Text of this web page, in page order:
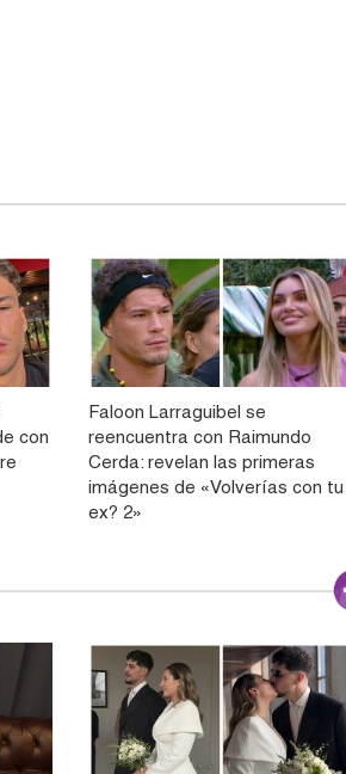
con
Faloon Larraguibel se
reencuentra con Raimundo
Cerda: revelan las primeras
imágenes de «Volverías con tu
ex? 2»